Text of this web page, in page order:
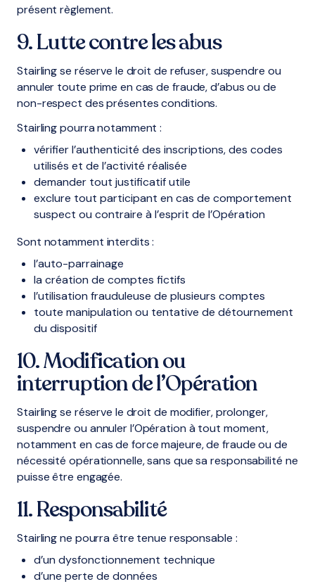
présent règlement.
9. Lutte contre les abus
Stairling se réserve le droit de refuser, suspendre ou
annuler toute prime en cas de fraude, d’abus ou de
non-respect des présentes conditions.
Stairling pourra notamment :
vérifier l’authenticité des inscriptions, des codes
utilisés et de l’activité réalisée
demander tout justificatif utile
exclure tout participant en cas de comportement
suspect ou contraire à l’esprit de l’Opération
Sont notamment interdits :
l’auto-parrainage
la création de comptes fictifs
l’utilisation frauduleuse de plusieurs comptes
toute manipulation ou tentative de détournement
du dispositif
10. Modification ou
interruption de l’Opération
Stairling se réserve le droit de modifier, prolonger,
suspendre ou annuler l’Opération à tout moment,
notamment en cas de force majeure, de fraude ou de
nécessité opérationnelle, sans que sa responsabilité ne
puisse être engagée.
11. Responsabilité
Stairling ne pourra être tenue responsable :
d’un dysfonctionnement technique
d’une perte de données